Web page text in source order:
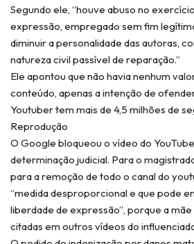
Segundo ele, “houve abuso no
expressão, empregado sem fim
diminuir a personalidade das autoras,
natureza civil passível de reparação.”
Ele apontou que não havia nenhum
conteúdo, apenas a intenção de
Youtuber tem mais de 4,5 milhões de
Reprodução
O Google bloqueou o vídeo do
determinação judicial. Para o
para a remoção de todo o canal do
“medida desproporcional e que pode
liberdade de expressão”, porque a mãe
citadas em outros vídeos do